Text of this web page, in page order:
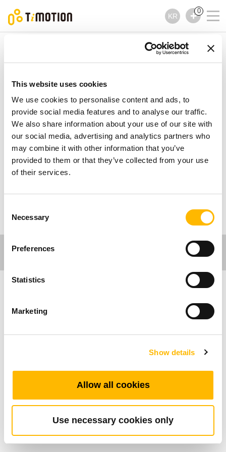
This website uses cookies
We use cookies to personalise content and ads, to
provide social media features and to analyse our traffic.
We also share information about your use of our site with
our social media, advertising and analytics partners who
may combine it with other information that you’ve
provided to them or that they’ve collected from your use
of their services.
Selection
Necessary
Preferences
Statistics
Marketing
Show details
Allow all cookies
Use necessary cookies only
KR
0
TL18 제품시리즈
TL18 제품시리즈
리프트 컬럼
의료분야
가구분야
산업 분야에 다양하게 적용되고 있습니다. 2단 컬
럼형의 안정적인 작동을 지원합니다.